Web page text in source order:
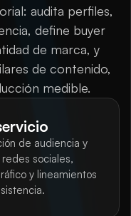
audita perfiles,
define buyer
de marca, y
de contenido,
medible.
de audiencia y
sociales,
y lineamientos